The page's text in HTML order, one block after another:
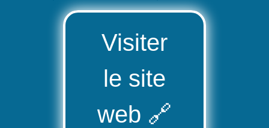
Visiter
le site
web 🔗